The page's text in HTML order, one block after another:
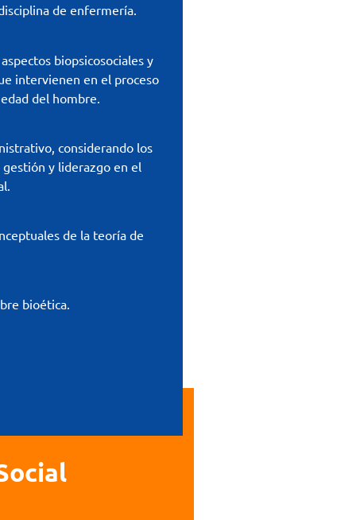
de enfermería.
biopsicosociales y
intervienen en el proceso
del hombre.
considerando los
y liderazgo en el
de la teoría de
bioética.